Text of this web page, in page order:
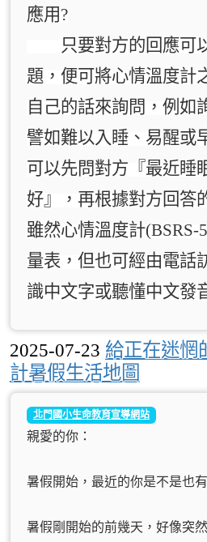
應用?
只要對方的回應可
題，便可將心情溫度計
自己的話來詢問，例如
譬如難以入睡、易醒或
可以先問對方『最近睡
好』，再根據對方回答
雖然心情溫度計
量表，但也可經由電話
識中文字或聽懂中文發
2025-07-23 給正在迷惘
計暑假生活地圖
北門國小生命教育宣導網站
親愛的你：
暑假開始，最近的你是不是也
暑假剛開始的前幾天，好像突